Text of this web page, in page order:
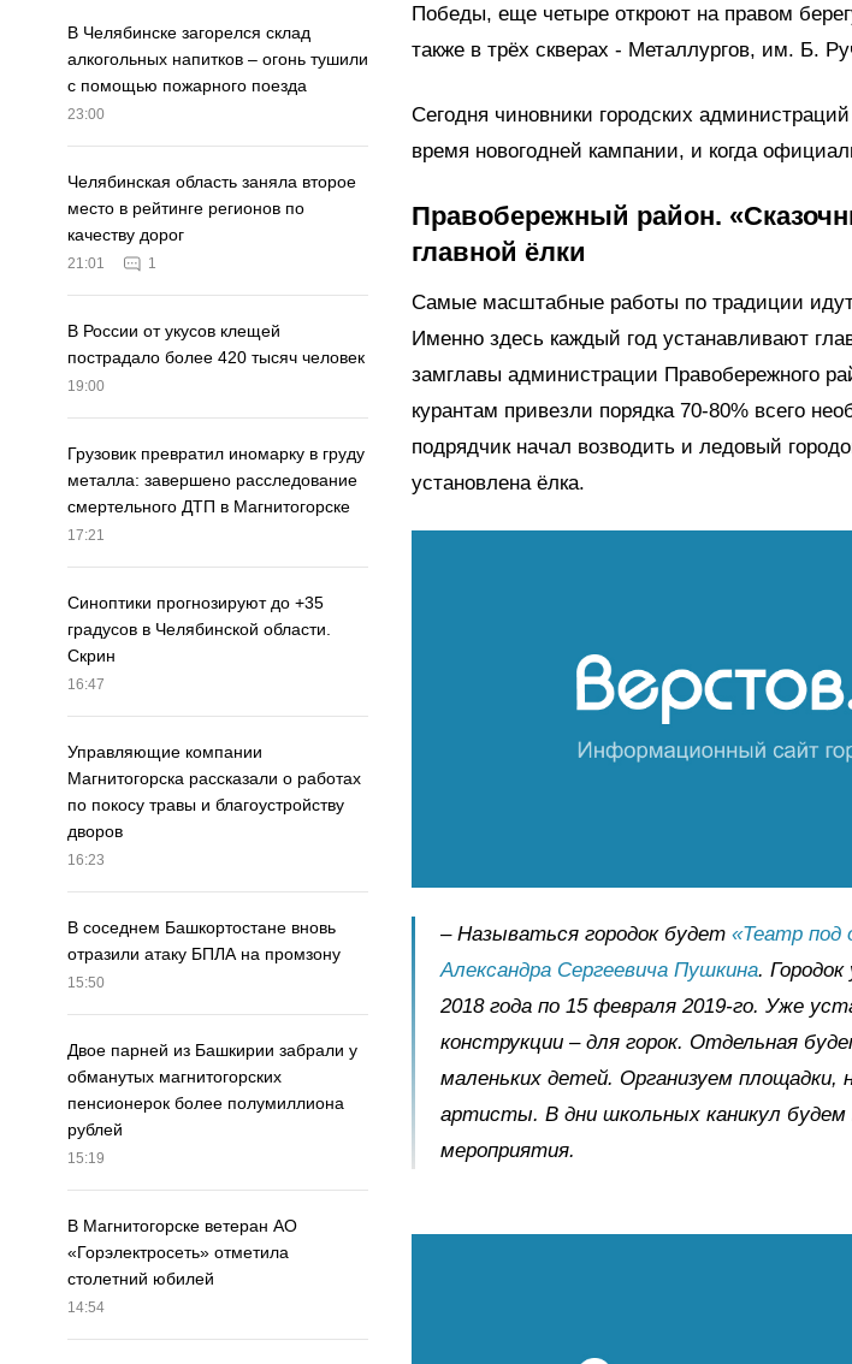
В Челябинске загорелся склад
алкогольных напитков – огонь тушили
с помощью пожарного поезда
23:00
Челябинская область заняла второе
место в рейтинге регионов по
качеству дорог
21:01 1
В России от укусов клещей
пострадало более 420 тысяч человек
19:00
Грузовик превратил иномарку в груду
металла: завершено расследование
смертельного ДТП в Магнитогорске
17:21
Синоптики прогнозируют до +35
градусов в Челябинской области.
Скрин
16:47
Управляющие компании
Магнитогорска рассказали о работах
по покосу травы и благоустройству
дворов
16:23
В соседнем Башкортостане вновь
отразили атаку БПЛА на промзону
15:50
Двое парней из Башкирии забрали у
обманутых магнитогорских
пенсионерок более полумиллиона
рублей
15:19
В Магнитогорске ветеран АО
«Горэлектросеть» отметила
столетний юбилей
14:54
Победы, еще четыре откроют на правом
также в трёх скверах - Металлургов, им. Б.
Сегодня чиновники городских
время новогодней кампании, и когда
Правобережный район.
главной ёлки
Самые масштабные работы по традиции
Именно здесь каждый год устанавливают
замглавы администрации Правобережного
курантам привезли порядка 70-80% всего
подрядчик начал возводить и ледовый
установлена ёлка.
– Называться городок будет «Театр под
Александра Сергеевича Пушкина.
2018 года по 15 февраля 2019-го. Уже
конструкции – для горок. Отдельная
маленьких детей. Организуем
артисты. В дни школьных каникул
мероприятия.